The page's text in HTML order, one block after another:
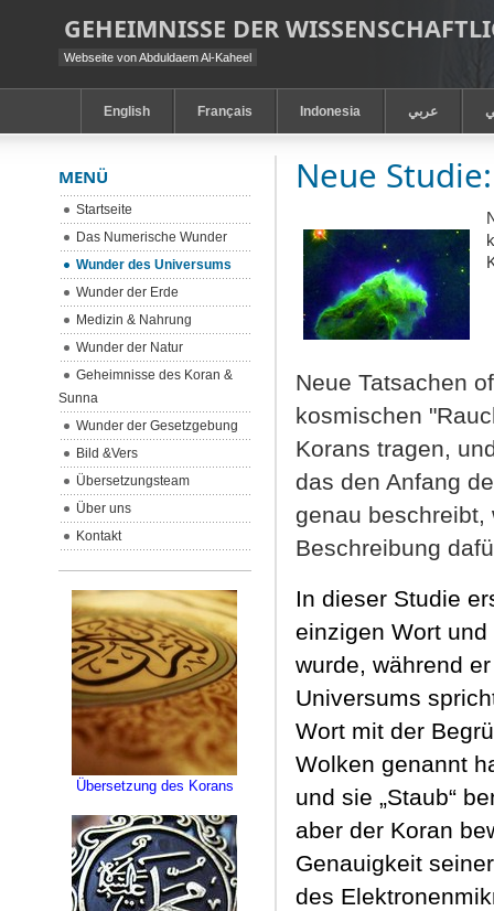
GEHEIMNISSE DER
Webseite von Abduldaem Al-Kaheel
English Français Indonesia عربي
Neue
Neue Tatsachen
kosmischen
Korans tragen,
das den Anfang
genau beschreibt,
Beschreibung
In dieser Studie
einzigen Wort und
wurde, während
Universums
Wort mit der
Wolken genannt
und sie „Staub“
aber der Koran
Genauigkeit
des
MENÜ
Startseite
Das Numerische Wunder
Wunder des Universums
Wunder der Erde
Medizin & Nahrung
Wunder der Natur
Geheimnisse des Koran &
Sunna
Wunder der Gesetzgebung
Bild &Vers
Übersetzungsteam
Über uns
Kontakt
Übersetzung des Korans